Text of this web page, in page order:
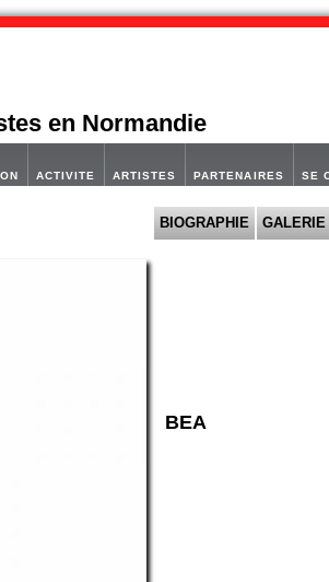
en Normandie
ACTIVITE ARTISTES PARTENAIRES SE
BIOGRAPHIE GALERIE
BEA